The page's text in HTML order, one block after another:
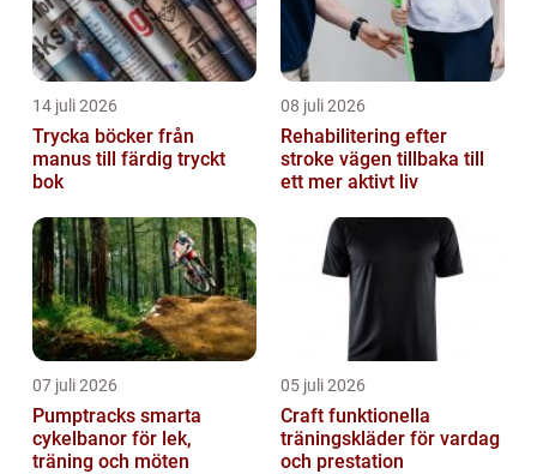
14 juli 2026
Trycka böcker från
manus till färdig tryckt
bok
08 juli 2026
Rehabilitering efter
stroke vägen tillbaka till
ett mer aktivt liv
07 juli 2026
Pumptracks smarta
cykelbanor för lek,
träning och möten
05 juli 2026
Craft funktionella
träningskläder för vardag
och prestation